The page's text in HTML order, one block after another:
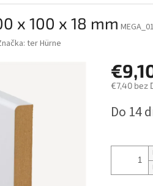
x 100 x 18 mm
ter Hürne
€7,40 bez
cena:
Do 14